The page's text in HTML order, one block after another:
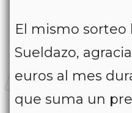
El mismo sorteo
Sueldazo,
euros al mes
que suma un